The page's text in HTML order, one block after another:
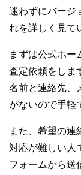
迷わずにバージ
れを詳しく見て
まずは公式ホー
査定依頼をしま
名前と連絡先、
がないので手軽
また、希望の連
対応が難しい人
フォームから送